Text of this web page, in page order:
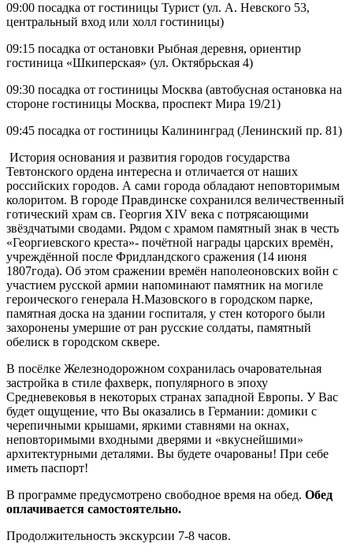
09:00 посадка от гостиницы Турист (ул. А. Невского 53,
центральный вход или холл гостиницы)
09:15 посадка от остановки Рыбная деревня, ориентир
гостиница «Шкиперская» (ул. Октябрьская 4)
09:30 посадка от гостиницы Москва (автобусная остановка на
стороне гостиницы Москва, проспект Мира 19/21)
09:45 посадка от гостиницы Калининград (Ленинский пр. 81)
История основания и развития городов государства
Тевтонского ордена интересна и отличается от наших
российских городов. А сами города обладают неповторимым
колоритом. В городе Правдинске сохранился величественный
готический храм св. Георгия XIV века с потрясающими
звёздчатыми сводами. Рядом с храмом памятный знак в честь
«Георгиевского креста»- почётной награды царских времён,
учреждённой после Фридландского сражения (14 июня
1807года). Об этом сражении времён наполеоновских войн с
участием русской армии напоминают памятник на могиле
героического генерала Н.Мазовского в городском парке,
памятная доска на здании госпиталя, у стен которого были
захоронены умершие от ран русские солдаты, памятный
обелиск в городском сквере.
В посёлке Железнодорожном сохранилась очаровательная
застройка в стиле фахверк, популярного в эпоху
Средневековья в некоторых странах западной Европы. У Вас
будет ощущение, что Вы оказались в Германии: домики с
черепичными крышами, яркими ставнями на окнах,
неповторимыми входными дверями и «вкуснейшими»
архитектурными деталями. Вы будете очарованы! При себе
иметь паспорт!
В программе предусмотрено свободное время на обед. Обед
оплачивается самостоятельно.
Продолжительность экскурсии 7-8 часов.